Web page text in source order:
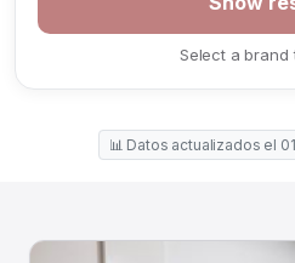
Select a brand
📊 Datos actualizados el